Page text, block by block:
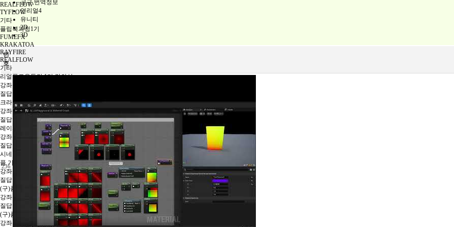
REALFLOW
TYFLOW
기타
플립북과정1기
FUMEFX
KRAKATOA
RAYFIRE
REALFLOW
기타
리얼플로우특강 1기 강의실
강좌
질답
크라카토아특강 1기 강의실
강좌
질답
레이파이어특강 1기 강의실
강좌
질답
시네마틱과정1기
퓸 기초 2기 강의실
강좌
질답
(구)퓸1기 챕터1,2 강의실
강좌
질답
(구)퓸1기 챕터3 강의실
강좌
공구,번역정보
언리얼4
유니티
2D
3D
번
호
236